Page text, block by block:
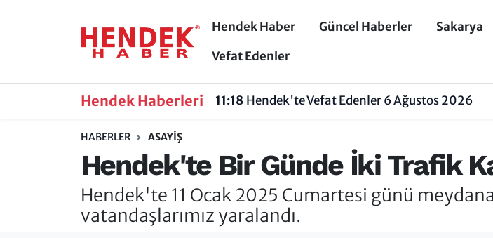
Hendek Haber Güncel Haberler Sakarya
Vefat Edenler
Hendek Haberleri 11:18 Hendek'te Vefat Edenler 6 Ağustos 2026
HABERLER ASAYIŞ
Hendek'te Bir Günde İki Trafik
Hendek'te 11 Ocak 2025 Cumartesi günü
vatandaşlarımız yaralandı.
Hendek Haber
Nöbetçi Eczaneler
Hendek Haber
Sakarya
Hakkında
Sakarya Nöbetçi Eczaneler
Süper Lig Puan Durumu ve Fikstür
Tüm Manşetler